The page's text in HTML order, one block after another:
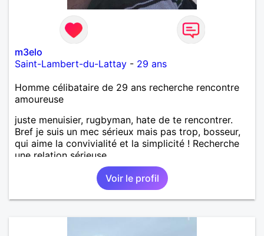
m3elo
Saint-Lambert-du-Lattay - 29 ans
Homme célibataire de 29 ans recherche rencontre
amoureuse
juste menuisier, rugbyman, hate de te rencontrer.
Bref je suis un mec sérieux mais pas trop, bosseur,
qui aime la convivialité et la simplicité ! Recherche
une relation sérieuse.
Voir le profil